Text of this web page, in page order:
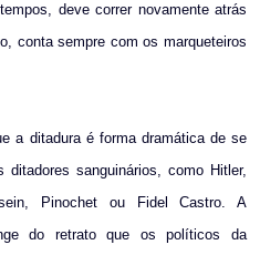
deve correr novamente atrás
conta sempre com os marqueteiros
a ditadura é forma dramática de se
sanguinários, como Hitler,
Pinochet ou Fidel Castro. A
do retrato que os políticos da